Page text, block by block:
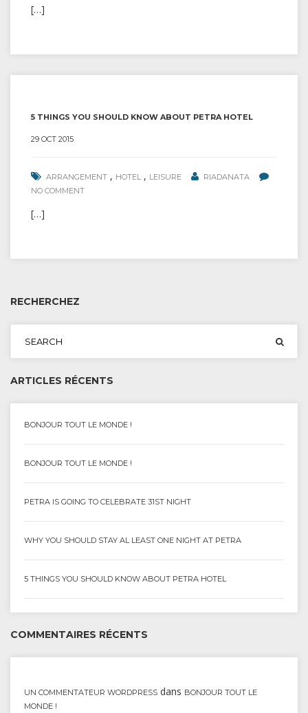
[…]
5 THINGS YOU SHOULD KNOW ABOUT PETRA HOTEL
29 OCT 2015
ARRANGEMENT , HOTEL , LEISURE
RIADANATA
NO COMMENT
[…]
RECHERCHEZ
ARTICLES RÉCENTS
BONJOUR TOUT LE MONDE !
BONJOUR TOUT LE MONDE !
PETRA IS GOING TO CELEBRATE 31ST NIGHT
WHY YOU SHOULD STAY AL LEAST ONE NIGHT AT PETRA
5 THINGS YOU SHOULD KNOW ABOUT PETRA HOTEL
COMMENTAIRES RÉCENTS
UN COMMENTATEUR WORDPRESS dans BONJOUR TOUT LE
MONDE !